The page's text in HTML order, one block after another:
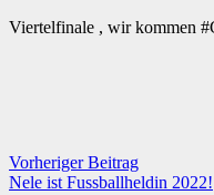
Viertelfinale , wir kommen
Vorheriger Beitrag
Nele ist Fussballheldin 2022!